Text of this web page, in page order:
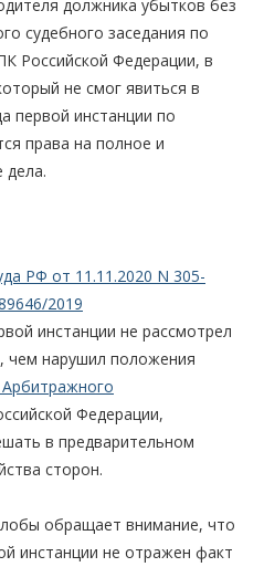
должника убытков без
судебного заседания по
Российской Федерации, в
не смог явиться в
первой инстанции по
права на полное и
дела.
РФ от 11.11.2020 N 305-
2019
инстанции не рассмотрел
чем нарушил положения
Арбитражного
Федерации,
в предварительном
сторон.
обращает внимание, что
инстанции не отражен факт